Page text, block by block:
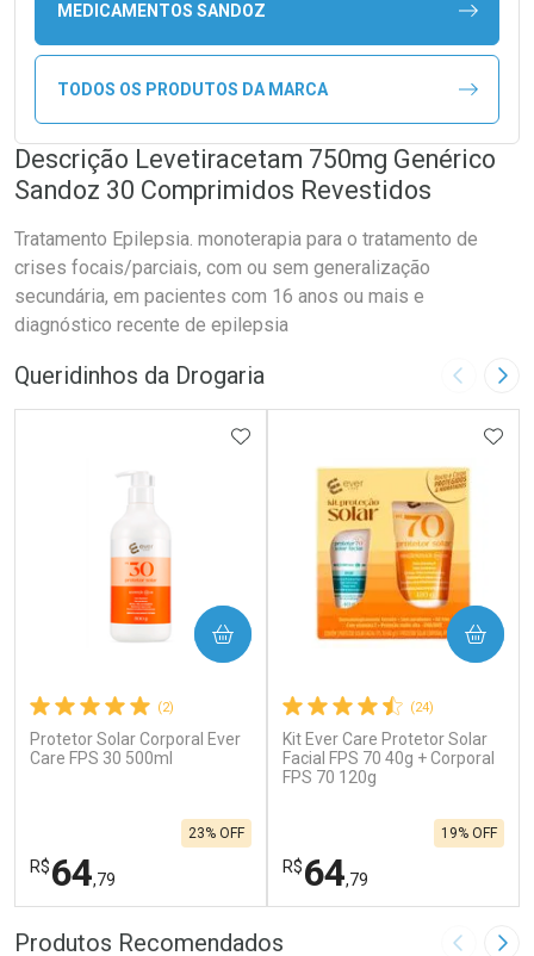
MEDICAMENTOS SANDOZ
TODOS OS PRODUTOS DA MARCA
Descrição Levetiracetam 750mg Genérico
Sandoz 30 Comprimidos Revestidos
Tratamento Epilepsia. monoterapia para o tratamento de
crises focais/parciais, com ou sem generalização
secundária, em pacientes com 16 anos ou mais e
diagnóstico recente de epilepsia
Queridinhos da Drogaria Imagem
(2)
Protetor Solar Corporal Ever
Care FPS 30 500ml
R$64,79
23% OFF
ADICIONAR AOS FAVORITOS
COMPRAR
FECHAR
FECHAR
(24)
Kit Ever Care Protetor Solar
Facial FPS 70 40g + Corporal
FPS 70 120g
R$64,79
19% OFF
COMPRAR
Produtos Recomendados